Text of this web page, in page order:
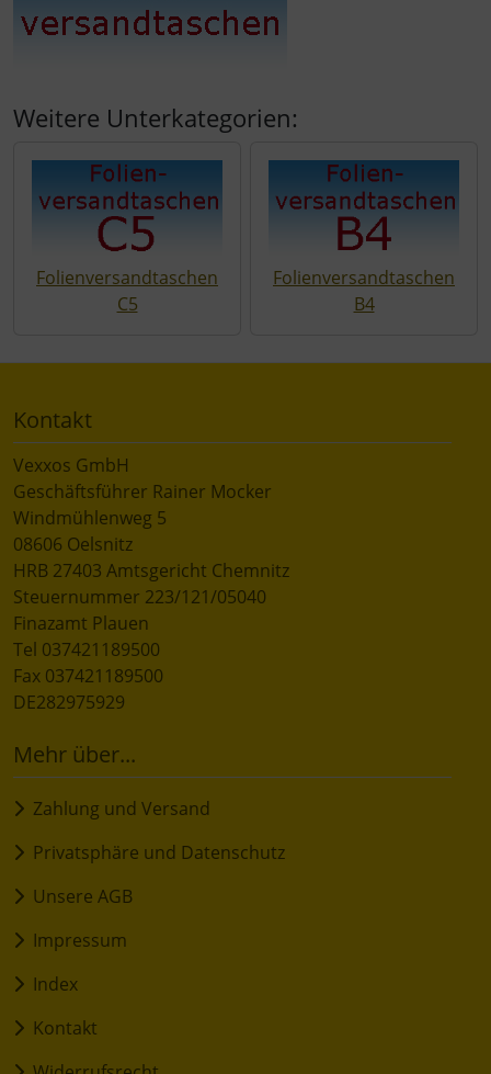
Weitere Unterkategorien:
Folienversandtaschen
C5
Folienversandtaschen
B4
Kontakt
Vexxos GmbH
Geschäftsführer Rainer Mocker
Windmühlenweg 5
08606 Oelsnitz
HRB 27403 Amtsgericht Chemnitz
Steuernummer 223/121/05040
Finazamt Plauen
Tel 037421189500
Fax 037421189500
DE282975929
Mehr über...
Zahlung und Versand
Privatsphäre und Datenschutz
Unsere AGB
Impressum
Index
Kontakt